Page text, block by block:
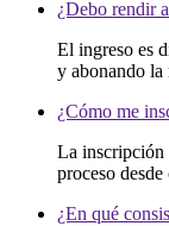
¿Debo rendir
El ingreso es
y abonando la
¿Cómo me
La inscripción
proceso
¿En qué